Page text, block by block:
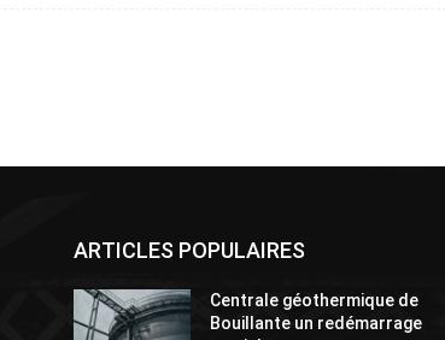
ARTICLES POPULAIRES
Centrale géothermique de
Bouillante un redémarrage